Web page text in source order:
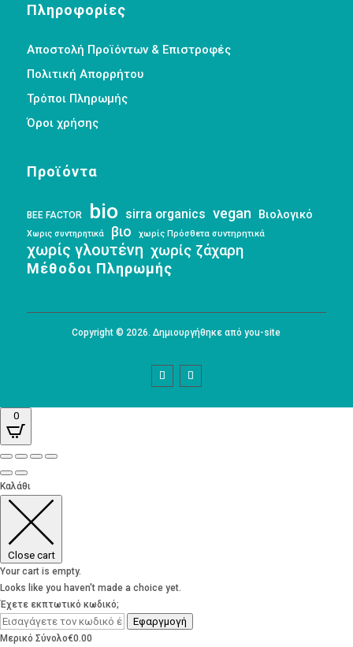
Πληροφορίες
Αποστολή Προϊόντων & Επιστροφές
Πολιτική Απορρήτου
Τρόποι Πληρωμής
Όροι χρήσης
Προϊόντα
BEE FACTOR bio sirra organics vegan Βιολογικό
Χωρις συντηρητικά βιο χωρίς Πρόσθετα συντηρητικά
χωρίς γλουτένη χωρίς ζάχαρη
Μέθοδοι Πληρωμής
Copyright © 2026. Δημιουργήθηκε από you-site
0
Καλάθι
Close cart
Your cart is empty.
Looks like you haven't made a choice yet.
Έχετε εκπτωτικό κωδικό;
Εφαργμογή
Μερικό Σύνολο€0.00